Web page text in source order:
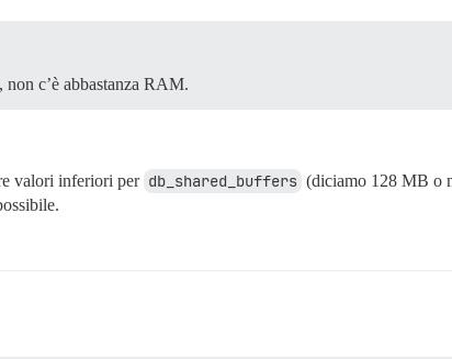
c’è abbastanza RAM.
valori inferiori per db_shared_buffers (diciamo 128 MB o